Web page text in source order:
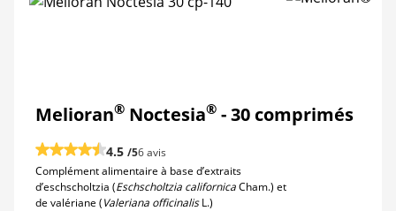
Melioran® Noctesia® - 30 comprimés
4.5 /56 avis
Complément alimentaire à base d’extraits
d’eschscholtzia (Eschscholtzia californicaCham.) et
de valériane (Valeriana officinalisL.)